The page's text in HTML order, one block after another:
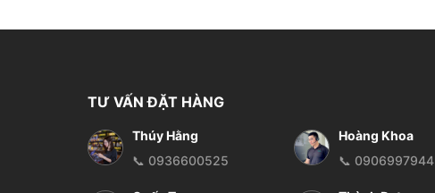
TƯ VẤN ĐẶT HÀNG
Thúy Hằng
📞 0936600525
Hoàng Khoa
📞 0906997944